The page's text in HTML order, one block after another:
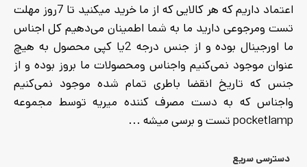
اعتماد داریم که هر کالایی که از ما خرید میکنید تا 7روز مهلت
تست ومرجوعی دارید ما به شما اطمینان می‌دهیم کل اجناس
ما اورجینال بوده و از جنس درجه 2یا کپی محصول به هیچ
عنوان موجود نمی‌کنیم واجناس ومحصولات ما بروز بوده و از
جنس که تاریخ انقضا باطری تمام شده موجود نمی‌کنیم
واجناس که به دست مصرف کننده میریه توسط مجموعه
pocketlamp تست و برسی میشه ...
دسترسی سریع